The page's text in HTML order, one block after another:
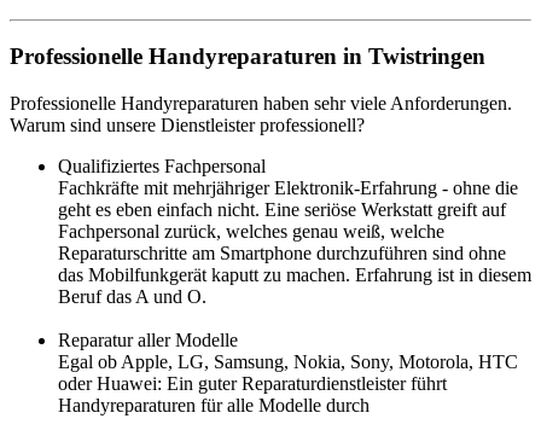
Professionelle Handyreparaturen in Twistringen
Professionelle Handyreparaturen haben sehr viele Anforderungen.
Warum sind unsere Dienstleister professionell?
Qualifiziertes Fachpersonal
Fachkräfte mit mehrjähriger Elektronik-Erfahrung - ohne die
geht es eben einfach nicht. Eine seriöse Werkstatt greift auf
Fachpersonal zurück, welches genau weiß, welche
Reparaturschritte am Smartphone durchzuführen sind ohne
das Mobilfunkgerät kaputt zu machen. Erfahrung ist in diesem
Beruf das A und O.
Reparatur aller Modelle
Egal ob Apple, LG, Samsung, Nokia, Sony, Motorola, HTC
oder Huawei: Ein guter Reparaturdienstleister führt
Handyreparaturen für alle Modelle durch